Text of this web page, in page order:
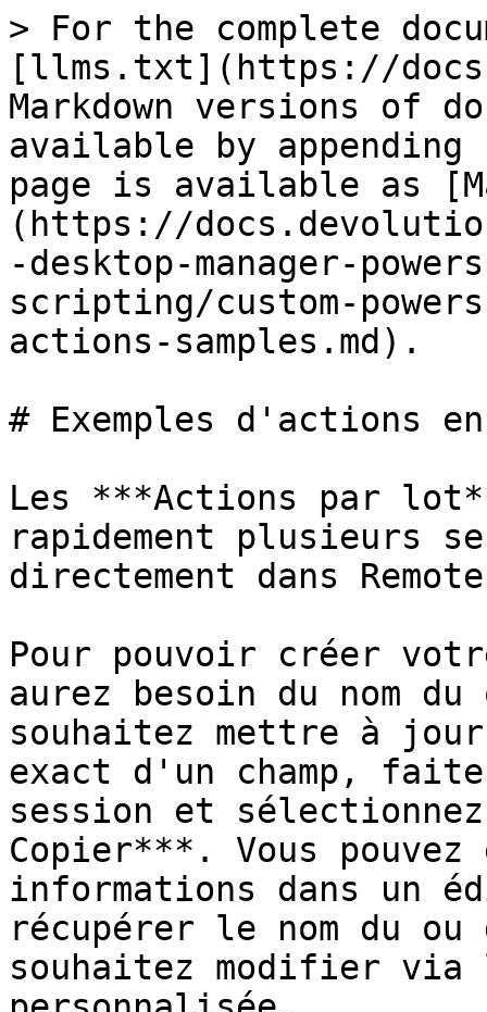
> For the complete
[llms.txt](https://
Markdown versions of
available by
page is available as
(https://
-desktop-manager-
scripting/custom-
actions-samples.md).
# Exemples d'actions
Les ***Actions par
rapidement plusieurs
directement dans
Pour pouvoir créer
aurez besoin du nom du
souhaitez mettre à
exact d'un champ,
session et
Copier***. Vous
informations dans un
récupérer le nom du ou
souhaitez modifier via